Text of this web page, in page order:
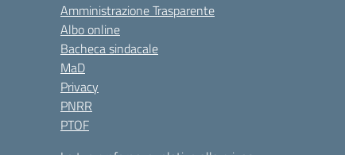
Amministrazione Trasparente
Albo online
Bacheca sindacale
MaD
Privacy
PNRR
PTOF